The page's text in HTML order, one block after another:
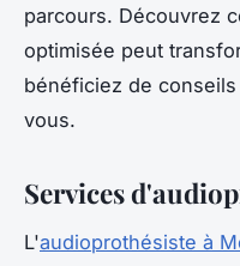
parcours. Découvrez
optimisée peut
bénéficiez de
vous.
Services
L'audioprothésiste à